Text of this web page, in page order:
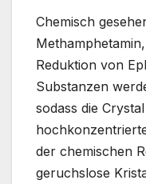
Chemisch
Reduktion von
Substanzen
sodass die
der chemischen
geruchslose